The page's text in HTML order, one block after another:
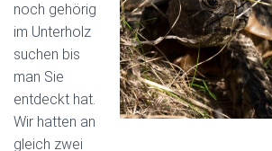
noch gehörig
im Unterholz
suchen bis
man Sie
entdeckt hat.
Wir hatten an
gleich zwei